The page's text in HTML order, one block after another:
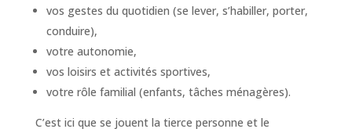
vos gestes du quotidien (se lever, s’habiller, porter,
conduire),
votre autonomie,
vos loisirs et activités sportives,
votre rôle familial (enfants, tâches ménagères).
C’est ici que se jouent la tierce personne et le